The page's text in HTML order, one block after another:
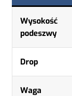
Wysokość
podeszwy
Drop
Waga